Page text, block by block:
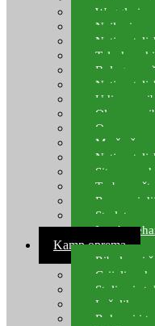
Waggleri
Najloni za
Bolognese
Udice za
Olovo za
Oprema
Mreže
Sito,
Torbe za
Rezervni
Starlete za
Izrada
Kamp oprema
Ribolovni
Grijalice,
Stolice i
Ležaljke za
Ruksaci i